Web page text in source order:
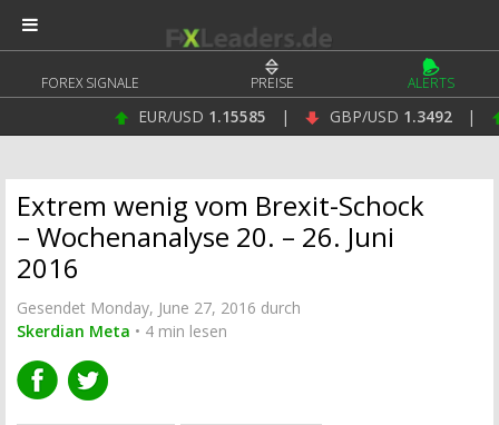
FOREX SIGNALE PREISE ALERTS
EUR/USD 1.15585 | GBP/USD1.3492 | USD/
Extrem wenig vom Brexit-Schock
– Wochenanalyse 20. – 26. Juni
2016
Gesendet Monday, June 27, 2016 durch
Skerdian Meta • 4 min lesen